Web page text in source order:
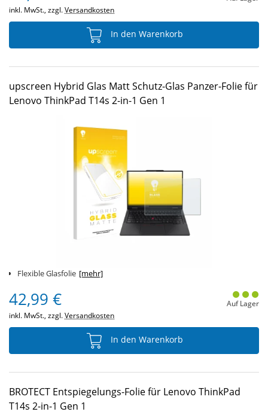
inkl. MwSt., zzgl.Versandkosten
In den Warenkorb
upscreen Hybrid Glas Matt Schutz-Glas Panzer-Folie für
Lenovo ThinkPad T14s 2-in-1 Gen 1
Flexible Glasfolie [mehr]
42,99 €
inkl. MwSt., zzgl.Versandkosten
Auf Lager
In den Warenkorb
BROTECT Entspiegelungs-Folie für Lenovo ThinkPad
T14s 2-in-1 Gen 1